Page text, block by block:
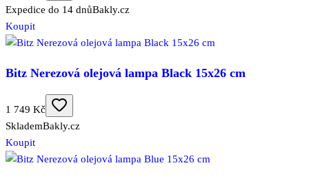
Expedice do 14 dnůBakly.cz
Koupit
Bitz Nerezová olejová lampa Black 15x26 cm
1 749 Kč
SklademBakly.cz
Koupit